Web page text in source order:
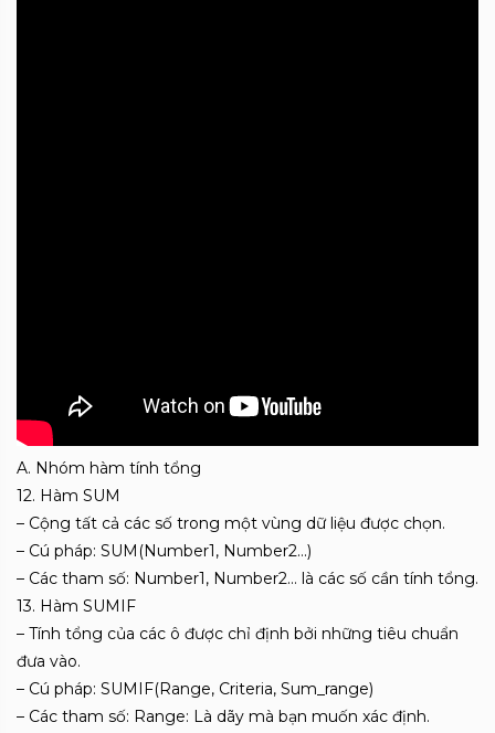
A. Nhóm hàm tính tổng
12. Hàm SUM
– Cộng tất cả các số trong một vùng dữ liệu được chọn.
– Cú pháp: SUM(Number1, Number2…)
– Các tham số: Number1, Number2… là các số cần tính tổng.
13. Hàm SUMIF
– Tính tổng của các ô được chỉ định bởi những tiêu chuẩn
đưa vào.
– Cú pháp: SUMIF(Range, Criteria, Sum_range)
– Các tham số: Range: Là dãy mà bạn muốn xác định.